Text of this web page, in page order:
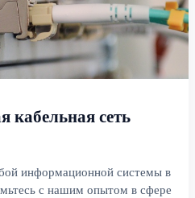
кабельная сеть
информационной системы в
с нашим опытом в сфере